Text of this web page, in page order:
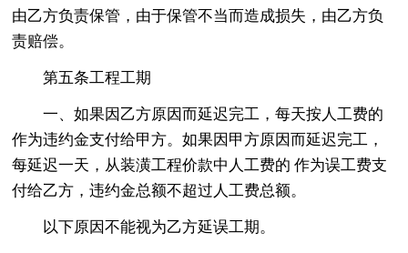
由乙方负责保管，由于保管不当而造成损失，由乙方负
责赔偿。
第五条工程工期
一、如果因乙方原因而延迟完工，每天按人工费的
作为违约金支付给甲方。如果因甲方原因而延迟完工，
每延迟一天，从装潢工程价款中人工费的 作为误工费支
付给乙方，违约金总额不超过人工费总额。
以下原因不能视为乙方延误工期。